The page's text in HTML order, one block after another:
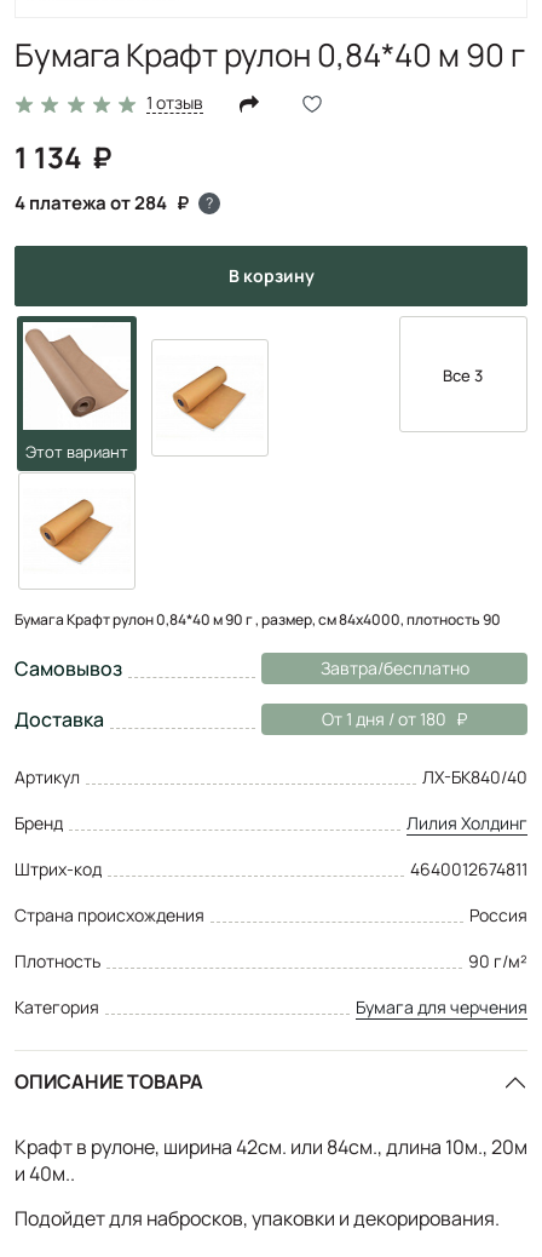
Бумага Крафт рулон 0,84*40 м 90 г
1 отзыв
1 134
4 платежа от 284 ?
в корзину
Все 3
Бумага Крафт рулон 0,84*40 м 90 г , размер, см 84х4000, плотность 90
Самовывоз Завтра/бесплатно
Доставка От 1 дня / от 180
Артикул
ЛХ-БК840/40
Бренд
Лилия Холдинг
Штрих-код
4640012674811
Страна происхождения
Россия
Плотность
90 г/м²
Категория
Бумага для черчения
ОПИСАНИЕ ТОВАРА
Крафт в рулоне, ширина 42см. или 84см., длина 10м., 20м
и 40м..
Подойдет для набросков, упаковки и декорирования.